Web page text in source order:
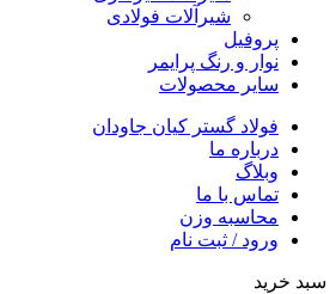
شیرآلات فولادی
پروفیل
نوار و رنگ پرایمر
سایر محصولات
فولاد گستر کیان جاودان
درباره ما
وبلاگ
تماس با ما
محاسبه وزن
ورود / ثبت نام
سبد خرید